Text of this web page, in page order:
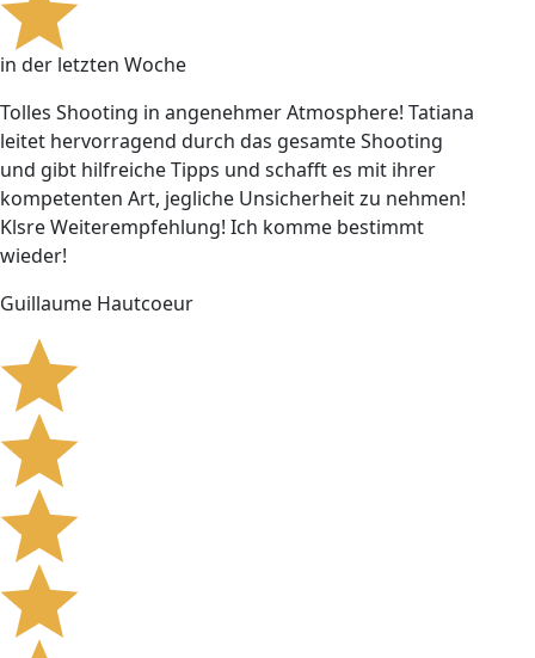
in der letzten Woche
Tolles Shooting in angenehmer Atmosphere! Tatiana
leitet hervorragend durch das gesamte Shooting
und gibt hilfreiche Tipps und schafft es mit ihrer
kompetenten Art, jegliche Unsicherheit zu nehmen!
Klsre Weiterempfehlung! Ich komme bestimmt
wieder!
Guillaume Hautcoeur